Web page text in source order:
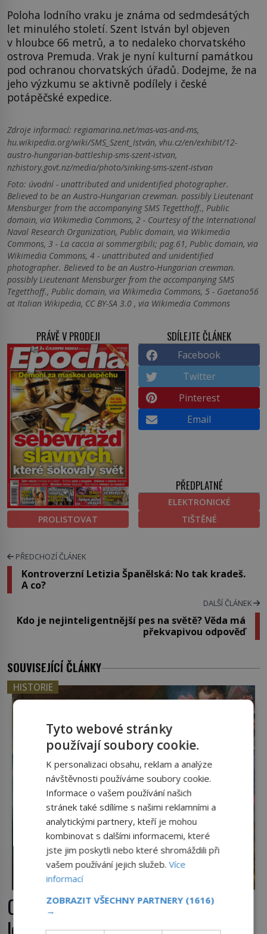
Poloha lodního vraku je známa od sedmdesátých
let minulého století. Szent István byl objeven
v hloubce 66 metrů, a to nedaleko chorvatského
ostrova Premuda. Vrak je nyní kulturní památkou
pod ochranou chorvatských úřadů. Dodejme, že na
jeho výzkumu se aktivně podílely i české
potápěčské expedice.
Zdroje informací: regiamarina.net/mas-vas-and-ms,
hu.wikipedia.org/wiki/SMS_Szent_István, vhu.cz/en/exhibit/12-
austro-hungarian-battleship-sms-szent-istvan,
nzhistory.govt.nz/media/photo/sinking-sms-szent-istvan
Foto: úvodní - unattributed and unidentified photographer.
Believed to be an Austro-Hungarian crewman. possibly Lieutenant
Mensburger from the accompanying SMS Tegetthoff., Public
domain, via Wikimedia Commons, 2 - Courtesy of the International
Naval Research Organization, Public domain, via Wikimedia
Commons, 3 - La caccia ai sommergibili; pag.61, Public domain, via
Wikimedia Commons, 4 - unattributed and unidentified
photographer. Believed to be an Austro-Hungarian crewman.
possibly Lieutenant Mensburger from the accompanying SMS
Tegetthoff., Public domain, via Wikimedia Commons, 5 - Gaetano56
at Italian Wikipedia, CC BY-SA 3.0 , via Wikimedia Commons
PRÁVĚ V PRODEJI
PROLISTOVAT
SDÍLEJTE ČLÁNEK
Facebook
Twitter
Pinterest
Email
PŘEDPLATNÉ
ELEKTRONICKÉ
TIŠTĚNÉ
PŘEDCHOZÍ ČLÁNEK
Kontroverzní Letizia Španělská: No tak kradeš.
A co?
DALŠÍ ČLÁNEK
Kdo je nejinteligentnější pes na světě? Věda má
překvapivou odpověď
SOUVISEJÍCÍ ČLÁNKY
HISTORIE
Casanova v Pobaltí: Co měl
Tyto webové stránky
používají soubory cookie.
K personalizaci obsahu, reklam a analýze
návštěvnosti používáme soubory cookie.
Informace o vašem používání našich
stránek také sdílíme s našimi reklamními a
analytickými partnery, kteří je mohou
kombinovat s dalšími informacemi, které
jste jim poskytli nebo které shromáždili při
vašem používání jejich služeb.Více
informací
ZOBRAZIT VŠECHNY PARTNERY (1616)
→